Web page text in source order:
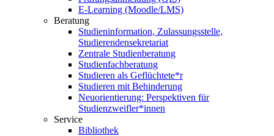
E-Learning (Moodle/LMS)
Beratung
Studieninformation, Zulassungsstelle,
Studierendensekretariat
Zentrale Studienberatung
Studienfachberatung
Studieren als Geflüchtete*r
Studieren mit Behinderung
Neuorientierung: Perspektiven für
Studienzweifler*innen
Service
Bibliothek